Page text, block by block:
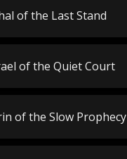
of the Last Stand
of the Quiet Court
of the Slow Prophecy